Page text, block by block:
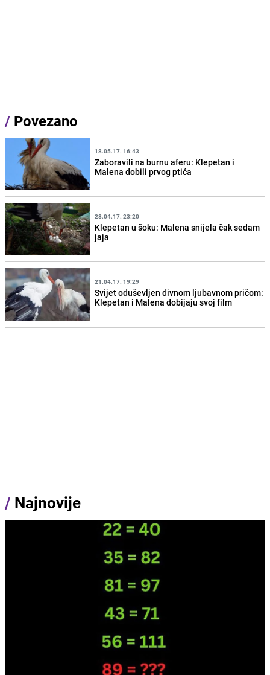
/ Povezano
18.05.17. 16:43
Zaboravili na burnu aferu: Klepetan i
Malena dobili prvog ptića
28.04.17. 23:20
Klepetan u šoku: Malena snijela čak sedam
jaja
21.04.17. 19:29
Svijet oduševljen divnom ljubavnom pričom:
Klepetan i Malena dobijaju svoj film
/ Najnovije